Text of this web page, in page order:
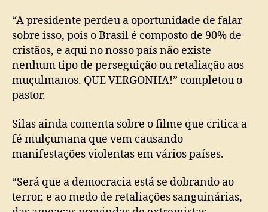
“A presidente perdeu a oportunidade de falar
sobre isso, pois o Brasil é composto de 90% de
cristãos, e aqui no nosso país não existe
nenhum tipo de perseguição ou retaliação aos
muçulmanos. QUE VERGONHA!” completou o
pastor.
Silas ainda comenta sobre o filme que critica a
fé mulçumana que vem causando
manifestações violentas em vários países.
“Será que a democracia está se dobrando ao
terror, e ao medo de retaliações sanguinárias,